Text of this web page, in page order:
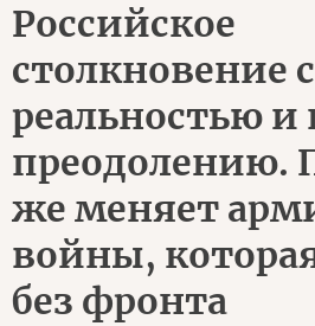
Российское
столкновение с
реальностью и
преодолению.
же меняет
войны,
без фронта